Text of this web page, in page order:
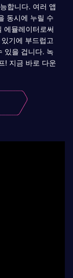
합니다. 여러 앱
동시에 누릴 수
에뮬레이터로써
기에 부드럽고
있을 겁니다. 녹
! 지금 바로 다운